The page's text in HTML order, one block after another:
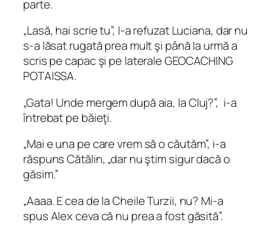
parte.
„Lasă, hai scrie tu”, l‑a refuzat Luciana, dar nu
s‑a lăsat rugată prea mult şi până la urmă a
scris pe capac şi pe laterale GEOCACHING
POTAISSA.
„Gata! Unde mergem după aia, la Cluj?”, i‑a
întrebat pe băieţi.
„Mai e una pe care vrem să o căutăm”, i‑a
răspuns Cătălin, „dar nu ştim sigur dacă o
găsim.”
„Aaaa. E cea de la Cheile Turzii, nu? Mi-a
spus Alex ceva că nu prea a fost găsită”.